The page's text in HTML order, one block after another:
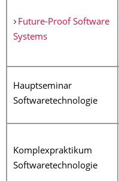
Future-Proof Software
Systems
Hauptseminar
Softwaretechnologie
Komplexpraktikum
Softwaretechnologie